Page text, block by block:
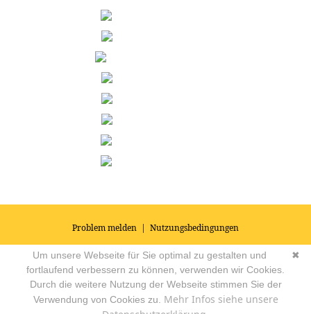
Problem melden | Nutzungsbedingungen
© 2026Impressum|Datenschutz|AGB's| Yoga Vidya Community -
Forum für Yoga, Meditation und Ayurveda Powered by
✖
Um unsere Webseite für Sie optimal zu gestalten und
fortlaufend verbessern zu können, verwenden wir Cookies.
Durch die weitere Nutzung der Webseite stimmen Sie der
Verwendung von Cookies zu. Mehr Infos siehe unsere